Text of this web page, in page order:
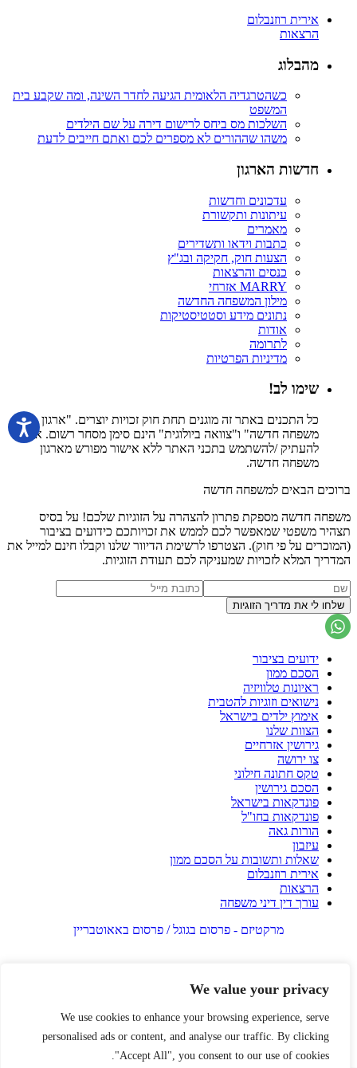
We value your privacy
We use cookies to enhance your browsing experience, serve
personalised ads or content, and analyse our traffic. By clicking
"Accept All", you consent to our use of cookies.
אירית רוזנבלום
הרצאות
מהבלוג
כשהטרגדיה הלאומית הגיעה לחדר השינה, ומה שקבע בית
המשפט
השלכות מס ביחס לרישום דירה על שם הילדים
משהו שההורים לא מספרים לכם ואתם חייבים לדעת
חדשות הארגון
עדכונים וחדשות
עיתונות ותקשורת
מאמרים
כתבות וידאו ותשדירים
הצעות חוק, חקיקה ובג"ץ
כנסים והרצאות
MARRY אזרחי
מילון המשפחה החדשה
נתונים מידע וסטטיסטיקות
אודות
לתרומה
מדיניות הפרטיות
שימו לב!
כל התכנים באתר זה מוגנים תחת חוק זכויות יוצרים. "ארגון
משפחה חדשה" ו"צוואה ביולוגית" הינם סימן מסחר רשום. אין
להעתיק /להשתמש בתכני האתר ללא אישור מפורש מארגון
משפחה חדשה.
ברוכים הבאים למשפחה חדשה
משפחה חדשה מספקת פתרון להצהרה על הזוגיות שלכם! על בסיס
תצהיר משפטי שמאפשר לכם לממש את זכויותכם כידועים בציבור
(המוכרים על פי חוק). הצטרפו לרשימת הדיוור שלנו וקבלו חינם למייל את
המדריך המלא לזכויות שמעניקה לכם תעודת הזוגיות.
ידועים בציבור
הסכם ממון
ראיונות טלוויזיה
נישואים וזוגיות להטבית
אימוץ ילדים בישראל
הצוות שלנו
גירושין אזרחיים
צו ירושה
טקס חתונה חילוני
הסכם גירושין
פונדקאות בישראל
פונדקאות בחו"ל
הורות גאה
עיזבון
שאלות ותשובות על הסכם ממון
אירית רוזנבלום
הרצאות
עורך דין דיני משפחה
מרקטיזם - פרסום בגוגל / פרסום באאוטבריין